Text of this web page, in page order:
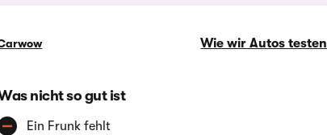
Wie wir Autos testen
nicht so gut ist
Ein Frunk fehlt